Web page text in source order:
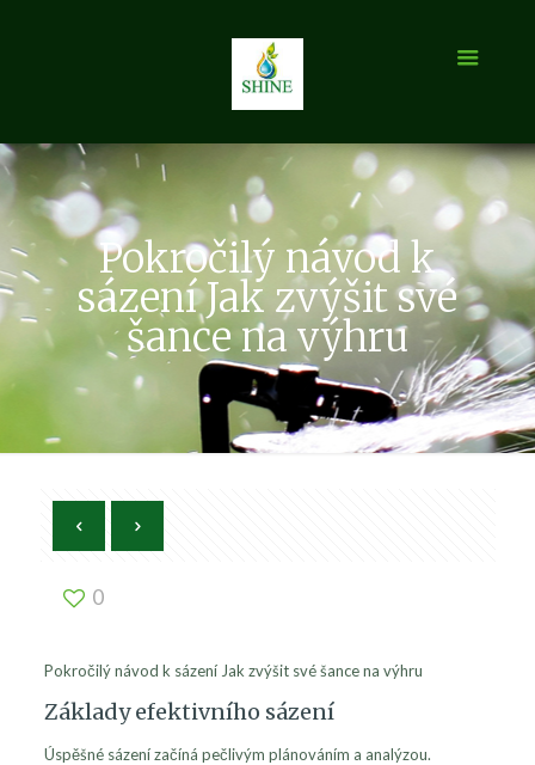
Pokročilý návod k
sázení Jak zvýšit své
šance na výhru
0
Pokročilý návod k sázení Jak zvýšit své šance na výhru
Základy efektivního sázení
Úspěšné sázení začíná pečlivým plánováním a analýzou.